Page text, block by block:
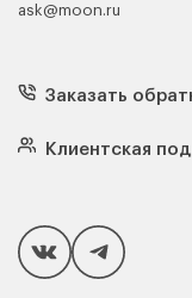
Каталог мебели
Кресла
Матрасы
Подушки
Чехлы и
Покупателям
Способы оплаты
ask@moon.ru
Заказать
Клиентская